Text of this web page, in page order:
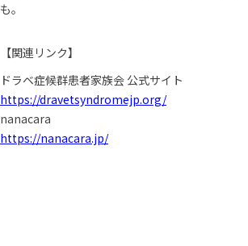
も。
【関連リンク】
ドラベ症候群患者家族会 公式サイト
https://dravetsyndromejp.org/
nanacara
https://nanacara.jp/